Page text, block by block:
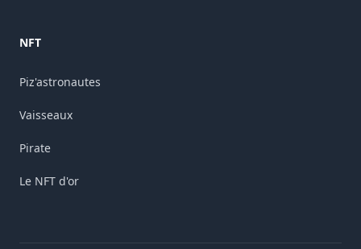
NFT
Piz'astronautes
Vaisseaux
Pirate
Le NFT d'or